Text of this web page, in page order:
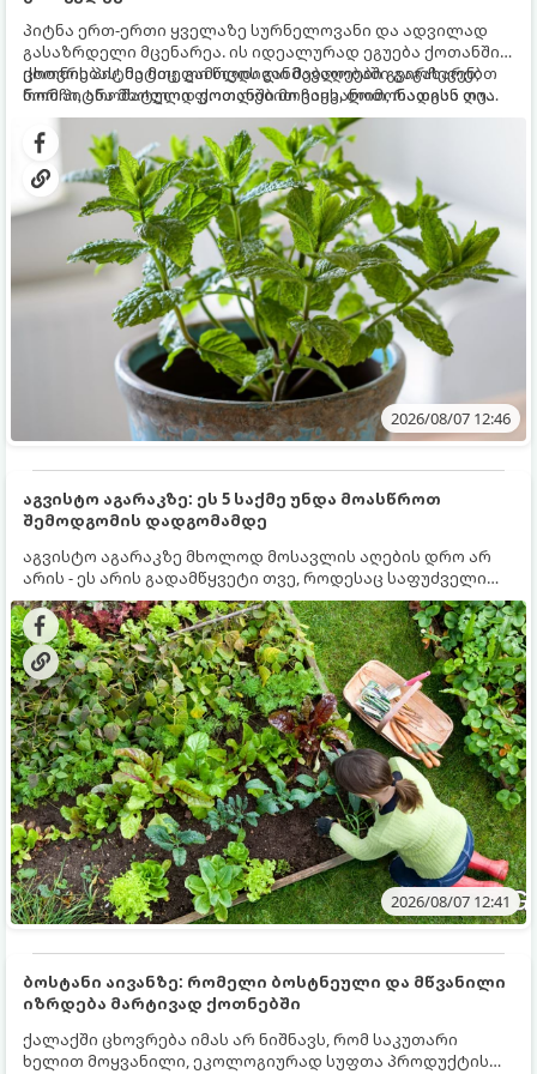
პიტნა ერთ-ერთი ყველაზე სურნელოვანი და ადვილად
გასაზრდელი მცენარეა. ის იდეალურად ეგუება ქოთანში
ცხოვრებას, მეტიც, გამოცდილი მებაღეები გვირჩევენ,
რომ პიტნა მხოლოდ ქოთანში მოვიყვანოთ, რადგან ღია
გრუნტში (ბაღში) დარგვისას ის ფესვებით ძალიან
სწრაფად ვრცელდება და სხვა მცენარეებს ავიწროებს.
ქოთნის პიტნა მთელი წლის განმავლობაში გაგახარებთ
ნორჩი, არომატული ფოთლებით ჩაის, ლიმონათისა თუ
კერძებისთვის.
2026/08/07 12:46
აგვისტო აგარაკზე: ეს 5 საქმე უნდა მოასწროთ
შემოდგომის დადგომამდე
აგვისტო აგარაკზე მხოლოდ მოსავლის აღების დრო არ
არის - ეს არის გადამწყვეტი თვე, როდესაც საფუძველი
ეყრება მომავალი წლის მოსავალს და ბაღი მზადდება
შემოდგომა-ზამთრის სეზონისთვის. იმისათვის, რომ
ნიადაგმა ენერგია აღიდგინოს, ხოლო მცენარეებმა
ზამთარს გაუძლონ, აგვისტოს ბოლომდე 5
მნიშვნელოვანი საქმის გაკეთება უნდა მოასწროთ:
2026/08/07 12:41
ბოსტანი აივანზე: რომელი ბოსტნეული და მწვანილი
იზრდება მარტივად ქოთნებში
ქალაქში ცხოვრება იმას არ ნიშნავს, რომ საკუთარი
ხელით მოყვანილი, ეკოლოგიურად სუფთა პროდუქტის